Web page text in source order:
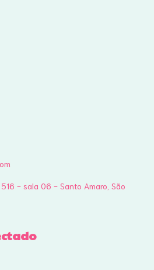
- sala 06 - Santo Amaro, São